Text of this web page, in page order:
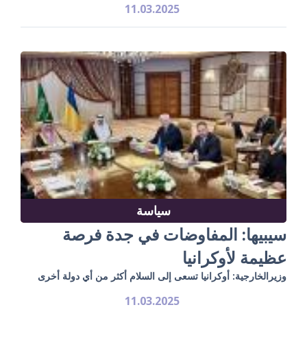
11.03.2025
سياسة
سيبيها: المفاوضات في جدة فرصة
عظيمة لأوكرانيا
وزيرالخارجية: أوكرانيا تسعى إلى السلام أكثر من أي دولة أخرى
11.03.2025